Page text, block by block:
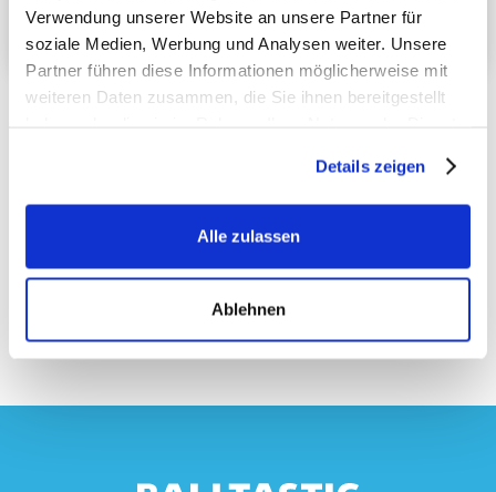
Verwendung unserer Website an unsere Partner für
soziale Medien, Werbung und Analysen weiter. Unsere
Partner führen diese Informationen möglicherweise mit
weiteren Daten zusammen, die Sie ihnen bereitgestellt
Details zeigen
Alle zulassen
Ablehnen